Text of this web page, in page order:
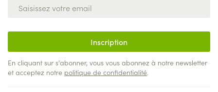
Inscription
En cliquant sur s'abonner, vous vous abonnez à notre newsletter
et acceptez notre politique de confidentialité.